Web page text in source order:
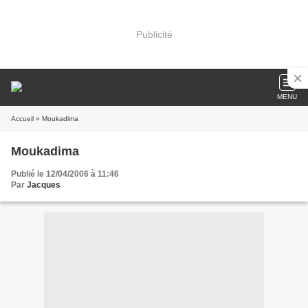
Publicité
MENU
Accueil » Moukadima
Moukadima
Publié le 12/04/2006 à 11:46
Par Jacques